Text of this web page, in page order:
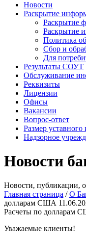
Новости
Раскрытие
Раскрытие
Раскрытие
Политика
Сбор и
Для
Результаты СОУТ
Обслуживание
Реквизиты
Лицензии
Офисы
Вакансии
Вопрос-ответ
Размер уставного
Надзорное
Новости
Новости, публикации,
Главная страница /О
долларам США
Расчеты по долларам
Уважаемые клиенты!